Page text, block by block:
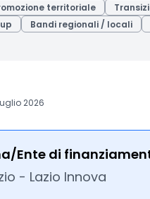
territoriale
Bandi regionali / locali
2026
Ente di
- Lazio Innova